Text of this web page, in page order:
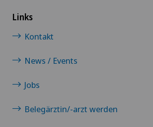
Links
Kontakt
News / Events
Jobs
Belegärztin/-arzt werden